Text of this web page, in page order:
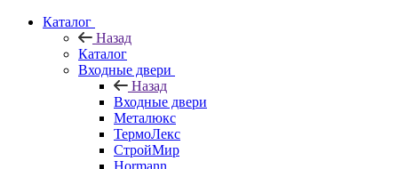
Каталог
Назад
Каталог
Входные двери
Назад
Входные двери
Металюкс
ТермоЛекс
СтройМир
Hormann